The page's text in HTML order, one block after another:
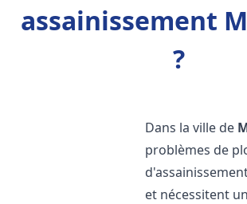
assainissement
?
Dans la ville de
problèmes de
et nécessitent